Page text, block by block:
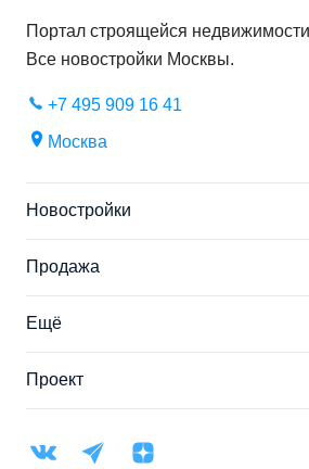
Портал строящейся
Все новостройки Москвы.
+7 495 909 16 41
Москва
Новостройки
Продажа
Ещё
Проект